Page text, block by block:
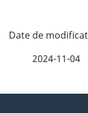
D
2024-11-04